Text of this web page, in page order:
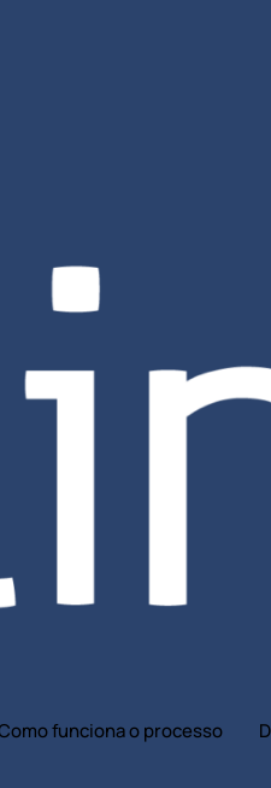
funciona o processo